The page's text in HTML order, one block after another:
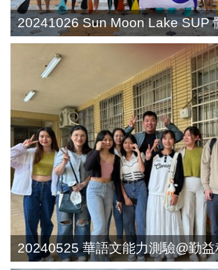
20241026 Sun Moon Lake SUP
20240525 華語文能力測驗@勤益